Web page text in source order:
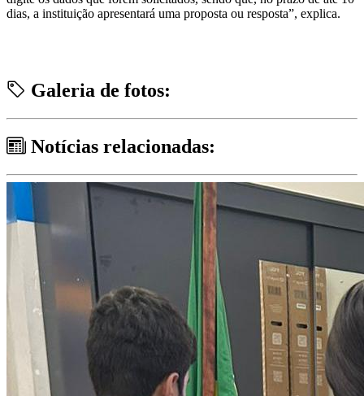
dias, a instituição apresentará uma proposta ou resposta”, explica.
Galeria de fotos:
Notícias relacionadas: